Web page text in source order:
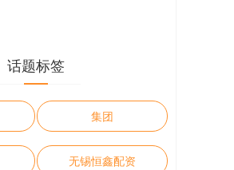
话题标签
集团
无锡恒鑫配资